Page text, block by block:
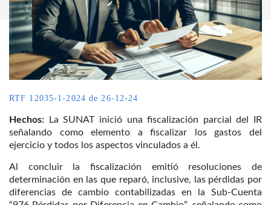
RTF 12035-1-2024 de 26-12-24
Hechos: La SUNAT inició una fiscalización parcial del IR
señalando como elemento a fiscalizar los gastos del
ejercicio y todos los aspectos vinculados a él.
Al concluir la fiscalización emitió resoluciones de
determinación en las que reparó, inclusive, las pérdidas por
diferencias de cambio contabilizadas en la Sub-Cuenta